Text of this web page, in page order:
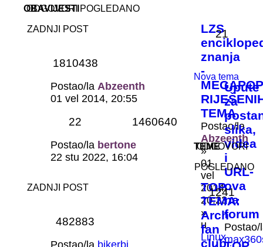
OBAVIJESTI
ODGOVORI POGLEDANO
ZADNJI POST
LZS
znanja
-
TEMA
Postao/la
Abzeenth
»
01
vel
2014,
20:23
»
u
Linux
21
1810438
Postao/la Abzeenth
01 vel 2014, 20:55
Upute
za
slika,
videa
i
URL-
ova
na
forum
Postao/
22 1460640
Postao/la bertone
22 stu 2022, 16:04
TEME
ODGOVORI
POGLEDANO
ZADNJI POST
TOP
TEMA:
Arch
fan
club
1241
482883
Postao/la bikerbj
Nova tema